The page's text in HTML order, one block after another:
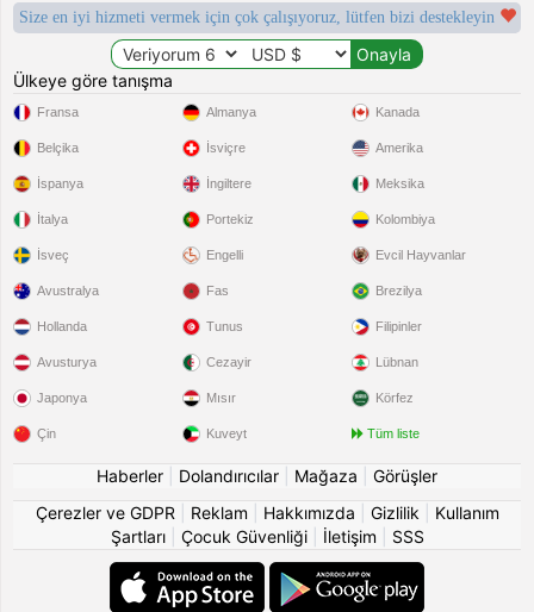
Size en iyi hizmeti vermek için çok çalışıyoruz, lütfen bizi destekleyin
Ülkeye göre tanışma
Fransa
Belçika
İspanya
İtalya
İsveç
Almanya
İsviçre
İngiltere
Portekiz
Engelli
Kanada
Amerika
Meksika
Kolombiya
Evcil Hayvanlar
Avustralya
Hollanda
Avusturya
Japonya
Çin
Fas
Tunus
Cezayir
Mısır
Kuveyt
Brezilya
Filipinler
Lübnan
Körfez
Tüm liste
Haberler Dolandırıcılar Mağaza
Görüşler
Çerezler ve GDPR
Reklam Hakkımızda Gizlilik
Kullanım
Şartları| Çocuk Güvenliği| İletişim SSS